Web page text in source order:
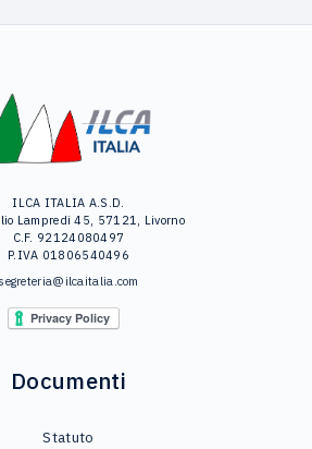
ILCA ITALIA A.S.D.
Lampredi 45, 57121, Livorno
C.F. 92124080497
P.IVA 01806540496
segreteria@ilcaitalia.com
Documenti
Statuto